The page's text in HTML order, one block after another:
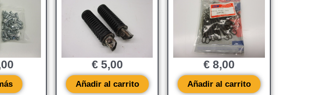
€5,00
Añadir al carrito
€ 8,00
Añadir al carrito